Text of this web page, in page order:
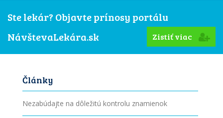
Ste lekár? Objavte prínosy portálu
NávštevaLekára.sk
Zistiť viac
Články
Nezabúdajte na dôležitú kontrolu znamienok